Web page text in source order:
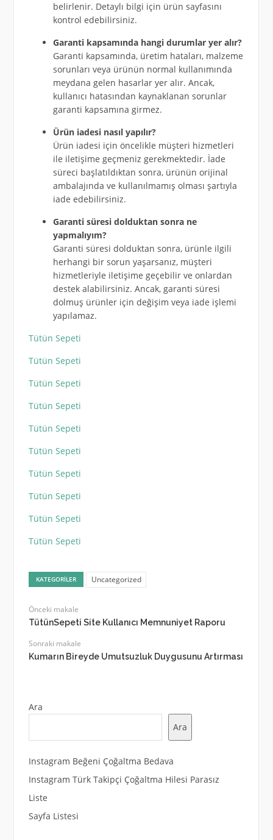
belirlenir. Detaylı bilgi için ürün sayfasını
kontrol edebilirsiniz.
Garanti kapsamında hangi durumlar yer alır?
Garanti kapsamında, üretim hataları, malzeme
sorunları veya ürünün normal kullanımında
meydana gelen hasarlar yer alır. Ancak,
kullanıcı hatasından kaynaklanan sorunlar
garanti kapsamına girmez.
Ürün iadesi nasıl yapılır?
Ürün iadesi için öncelikle müşteri hizmetleri
ile iletişime geçmeniz gerekmektedir. İade
süreci başlatıldıktan sonra, ürünün orijinal
ambalajında ve kullanılmamış olması şartıyla
iade edebilirsiniz.
Garanti süresi dolduktan sonra ne
yapmalıyım?
Garanti süresi dolduktan sonra, ürünle ilgili
herhangi bir sorun yaşarsanız, müşteri
hizmetleriyle iletişime geçebilir ve onlardan
destek alabilirsiniz. Ancak, garanti süresi
dolmuş ürünler için değişim veya iade işlemi
yapılamaz.
Tütün Sepeti
Tütün Sepeti
Tütün Sepeti
Tütün Sepeti
Tütün Sepeti
Tütün Sepeti
Tütün Sepeti
Tütün Sepeti
Tütün Sepeti
Tütün Sepeti
KATEGORILER Uncategorized
Önceki makale
TütünSepeti Site Kullanıcı Memnuniyet Raporu
Sonraki makale
Kumarın Bireyde Umutsuzluk Duygusunu Artırması
Ara
Ara
Instagram Beğeni Çoğaltma Bedava
Instagram Türk Takipçi Çoğaltma Hilesi Parasız
Liste
Sayfa Listesi